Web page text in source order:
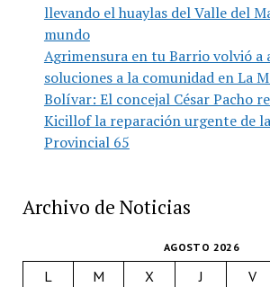
llevando el huaylas del Valle del
mundo
Agrimensura en tu Barrio volvió a
soluciones a la comunidad en La
Bolívar: El concejal César Pacho
Kicillof la reparación urgente de
Provincial 65
Archivo de Noticias
AGOSTO 2026
L M X J V